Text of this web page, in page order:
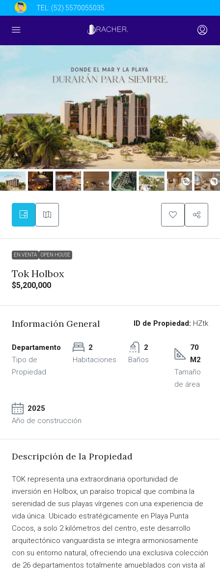
TEL: (52) 5570055035
EN VENTA OPEN HOUSE
Tok Holbox
$5,200,000
Información General ID de Propiedad: HZtk
Departamento
Tipo de
Propiedad
2
Habitaciones
2
Baños
70
M2
Tamaño
de área
2025
Año de construcción
Descripción de la Propiedad
TOK representa una extraordinaria oportunidad de
inversión en Holbox, un paraíso tropical que combina la
serenidad de sus playas vírgenes con una experiencia de
vida única. Ubicado estratégicamente en Playa Punta
Cocos, a solo 2 kilómetros del centro, este desarrollo
arquitectónico vanguardista se integra armoniosamente
con su entorno natural, ofreciendo una exclusiva colección
de 26 departamentos totalmente amueblados con vista al